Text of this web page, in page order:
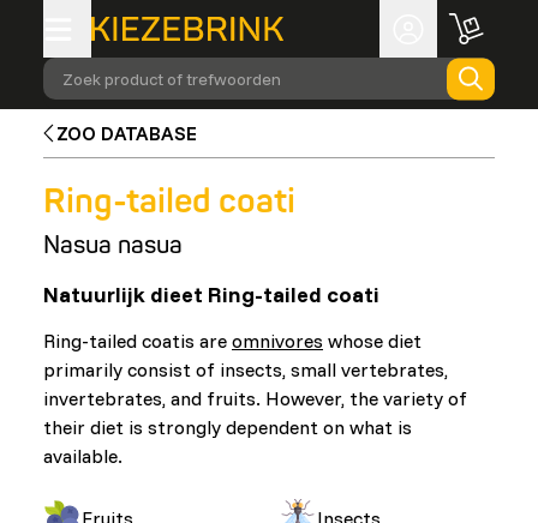
Zoek product of trefwoorden
ZOO DATABASE
Ring-tailed coati
Nasua nasua
Natuurlijk dieet Ring-tailed coati
Ring-tailed coatis are omnivores whose diet
primarily consist of insects, small vertebrates,
invertebrates, and fruits. However, the variety of
their diet is strongly dependent on what is
available.
Fruits Insects